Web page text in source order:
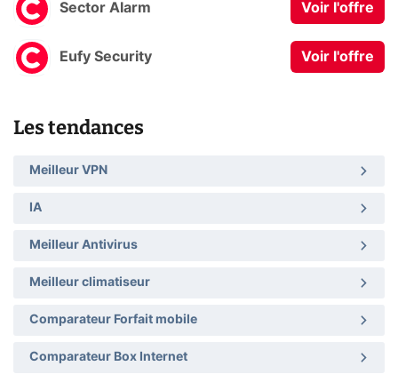
Sector Alarm Voir l'offre
Eufy Security Voir l'offre
Les tendances
Meilleur VPN
IA
Meilleur Antivirus
Meilleur climatiseur
Comparateur Forfait mobile
Comparateur Box Internet